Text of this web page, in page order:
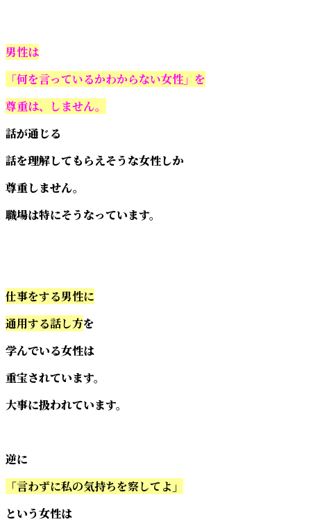
男性は
「何を言っているかわからない女性」を
尊重は、しません。
話が通じる
話を理解してもらえそうな女性しか
尊重しません。
職場は特にそうなっています。
仕事をする男性に
通用する話し方を
学んでいる女性は
重宝されています。
大事に扱われています。
逆に
「言わずに私の気持ちを察してよ」
という女性は